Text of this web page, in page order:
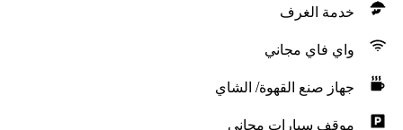
خدمة الغرف
واي فاي مجاني
جهاز صنع القهوة/ الشاي
موقف سيارات مجاني